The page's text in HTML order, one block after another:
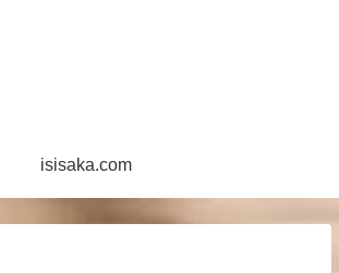
isisaka.com